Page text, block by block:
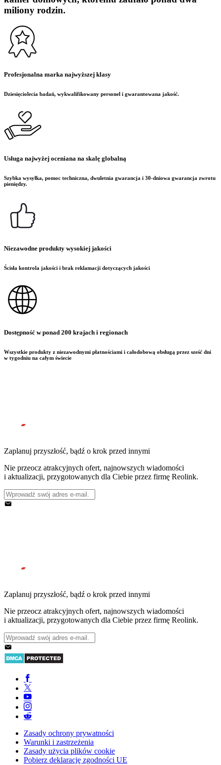
miliony rodzin.
Profesjonalna marka najwyższej klasy
Dziesięciolecia badań, wykwalifikowany personel i gwarantowana jakość.
Usługa najwyżej oceniana na skalę globalną
Szybka wysyłka, pomoc techniczna, dwuletnia gwarancja i 30-dniowa gwarancja zwrotu
pieniędzy.
Niezawodne produkty wysokiej jakości
Ścisła kontrola jakości i brak reklamacji dotyczących jakości
Dostępność w ponad 200 krajach i regionach
Wszystkie produkty z niezawodnymi płatnościami i całodobową obsługą przez sześć dni
w tygodniu na całym świecie
Zaplanuj przyszłość, bądź o krok przed innymi
Nie przeocz atrakcyjnych ofert, najnowszych wiadomości
i aktualizacji, przygotowanych dla Ciebie przez firmę Reolink.
Zaplanuj przyszłość, bądź o krok przed innymi
Nie przeocz atrakcyjnych ofert, najnowszych wiadomości
i aktualizacji, przygotowanych dla Ciebie przez firmę Reolink.
Zasady ochrony prywatności
Warunki i zastrzeżenia
Zasady użycia plików cookie
Pobierz deklarację zgodności UE